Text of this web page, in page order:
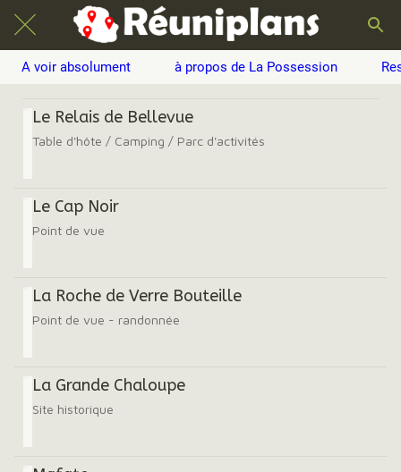
A voir absolument à propos de La Possession
Le Relais de Bellevue
Table d'hôte / Camping / Parc d'activités
Le Cap Noir
Point de vue
La Roche de Verre Bouteille
Point de vue - randonnée
La Grande Chaloupe
Site historique